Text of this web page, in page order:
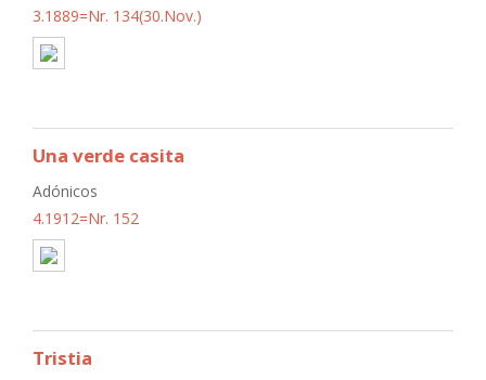
3.1889=Nr. 134(30.Nov.)
Una verde casita
Adónicos
4.1912=Nr. 152
Tristia